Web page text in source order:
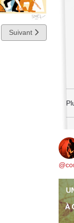
Article suivant :
Suivant